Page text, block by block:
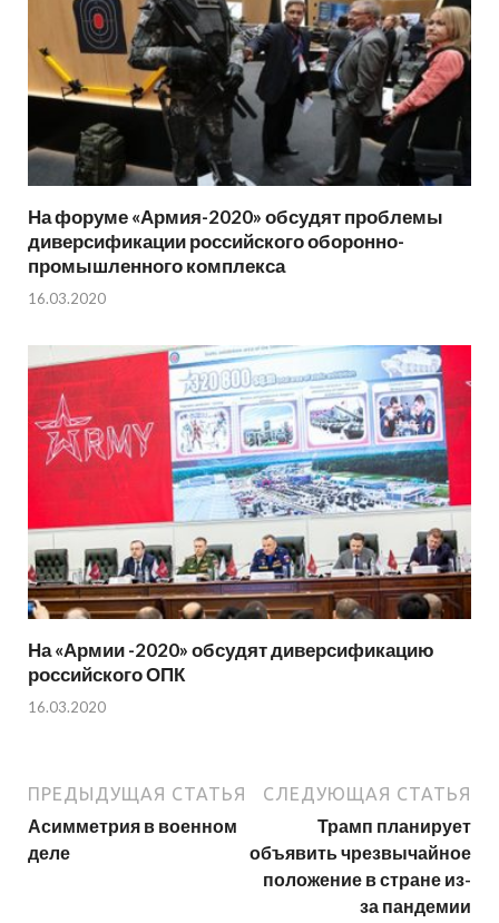
На форуме «Армия-2020» обсудят проблемы
диверсификации российского оборонно-
промышленного комплекса
16.03.2020
На «Армии -2020» обсудят диверсификацию
российского ОПК
16.03.2020
ПРЕДЫДУЩАЯ СТАТЬЯ
Асимметрия в военном
деле
СЛЕДУЮЩАЯ СТАТЬЯ
Трамп планирует
объявить чрезвычайное
положение в стране из-
за пандемии